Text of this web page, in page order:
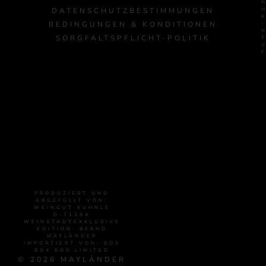
DATENSCHUTZBESTIMMUNGEN
BEDINGUNGEN & KONDITIONEN
SORGFALTSPFLICHT-POLITIK
PRODUZIERT UND
ABGEFÜLLT VON:
WEINGUT KUHNLE
D-71384
WEINSTADTEXKLUSIVE
EDITION: BERND
MAYLÄNDER
IMPORTIERT VON: BOX
BOX BOX LIMITED
© 2026 MAYLÄNDER